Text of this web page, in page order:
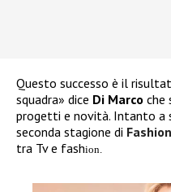
Questo successo è il
squadra» dice Di Marco che
progetti e novità. Intanto a
seconda stagione di
tra Tv e fashion.